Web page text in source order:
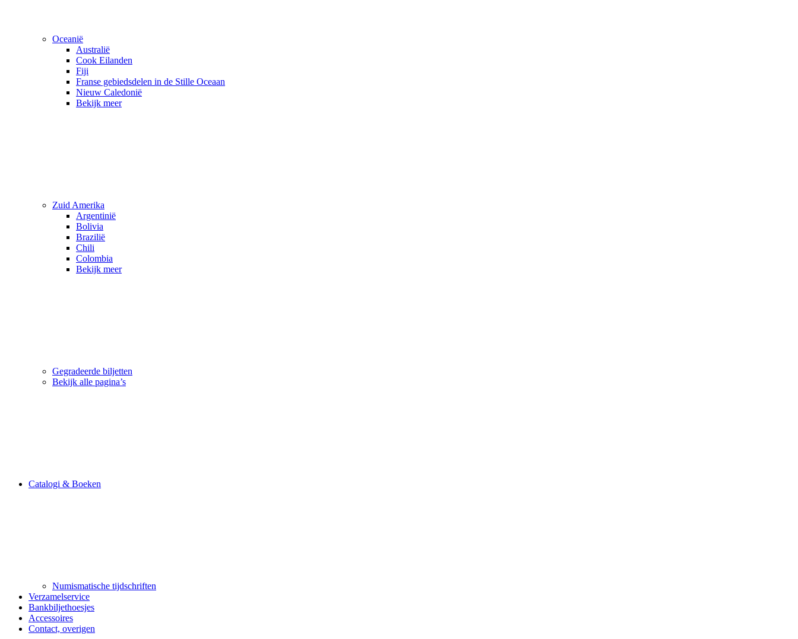
Oceanië
Australië
Cook Eilanden
Fiji
Franse gebiedsdelen in de Stille Oceaan
Nieuw Caledonië
Bekijk meer
Zuid Amerika
Argentinië
Bolivia
Brazilië
Chili
Colombia
Bekijk meer
Gegradeerde biljetten
Bekijk alle pagina’s
Catalogi & Boeken
Numismatische tijdschriften
Verzamelservice
Bankbiljethoesjes
Accessoires
Contact, overigen